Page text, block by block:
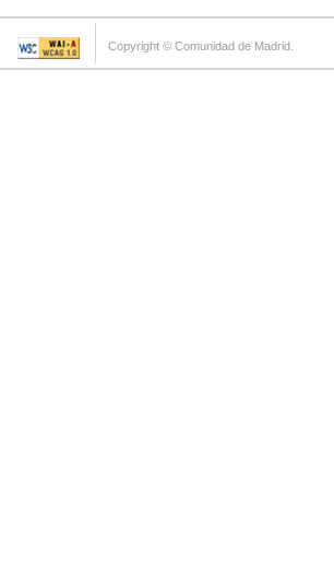
Copyright © Comunidad de Madrid.